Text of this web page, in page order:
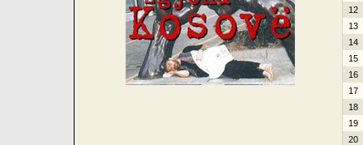
12
13
14
15
16
17
18
19
20